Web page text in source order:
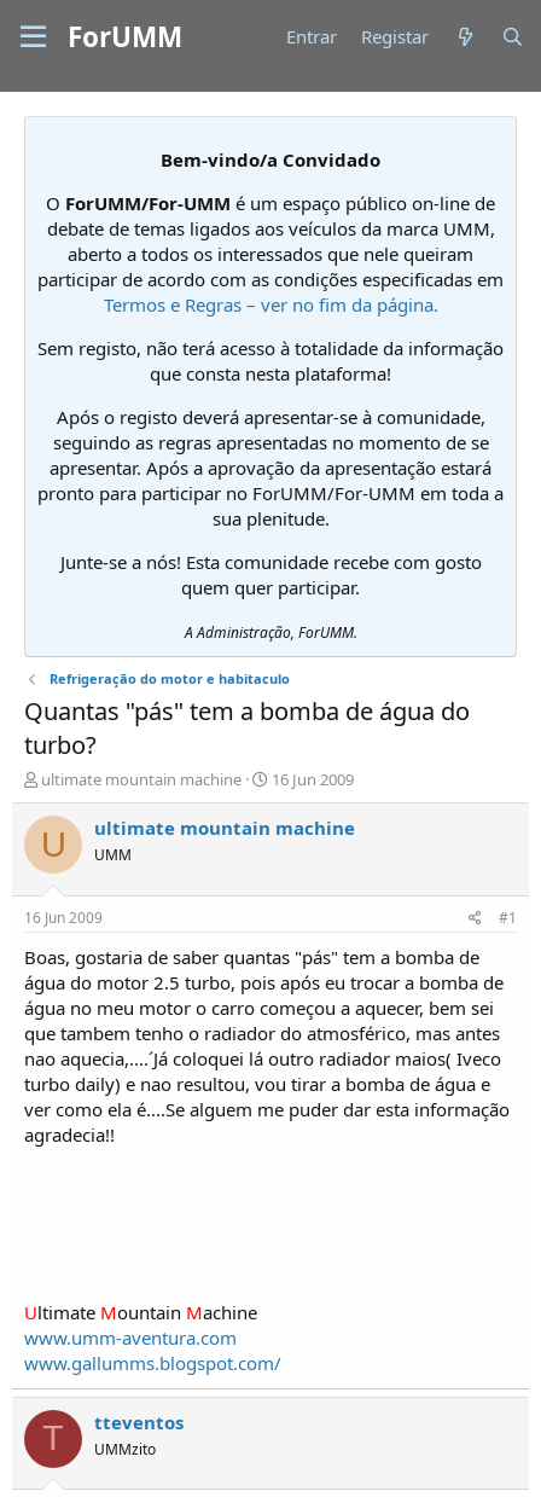
ForUMM Entrar Registar
Bem-vindo/a Convidado
O ForUMM/For-UMM é um espaço público on-line de
debate de temas ligados aos veículos da marca UMM,
aberto a todos os interessados que nele queiram
participar de acordo com as condições especificadas em
Termos e Regras – ver no fim da página.
Sem registo, não terá acesso à totalidade da informação
que consta nesta plataforma!
Após o registo deverá apresentar-se à comunidade,
seguindo as regras apresentadas no momento de se
apresentar. Após a aprovação da apresentação estará
pronto para participar no ForUMM/For-UMM em toda a
sua plenitude.
Junte-se a nós! Esta comunidade recebe com gosto
quem quer participar.
A Administração, ForUMM.
Refrigeração do motor e habitaculo
Quantas "pás" tem a bomba de água do
turbo?
I
n
i
i
d
o
r
e
T
ó
p
i
c
s
ultimate mountain machine
D
a
í
i
o
16 Jun 2009
U ultimate mountain machine
UMM
16 Jun 2009 #1
Boas, gostaria de saber quantas "pás" tem a bomba de
água do motor 2.5 turbo, pois após eu trocar a bomba de
água no meu motor o carro começou a aquecer, bem sei
que tambem tenho o radiador do atmosférico, mas antes
nao aquecia,....´Já coloquei lá outro radiador maios( Iveco
turbo daily) e nao resultou, vou tirar a bomba de água e
ver como ela é....Se alguem me puder dar esta informação
agradecia!!
Ultimate Mountain Machine
www.umm-aventura.com
www.gallumms.blogspot.com/
T tteventos
UMMzito